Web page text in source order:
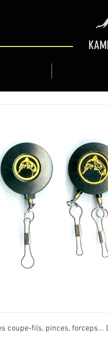
coupe-fils, pinces, forceps...